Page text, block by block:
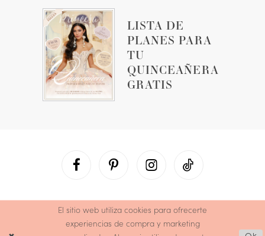
LISTA DE
PLANES PARA
TU
QUINCEAÑERA
GRATIS
El sitio web utiliza cookies para ofrecerte
experiencias de compra y marketing